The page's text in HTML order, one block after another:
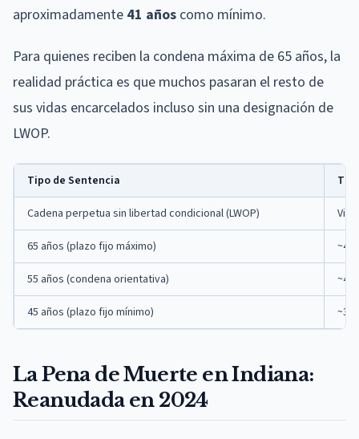
aproximadamente 41 años como mínimo.
Para quienes reciben la condena máxima de 65 años, la
realidad práctica es que muchos pasaran el resto de
sus vidas encarcelados incluso sin una designación de
LWOP.
Tipo de Sentencia
Cadena perpetua sin libertad condicional (LWOP)
65 años (plazo fijo máximo) ~49
55 años (condena orientativa) ~41
45 años (plazo fijo mínimo) ~34
La Pena de Muerte en Indiana:
Reanudada en 2024